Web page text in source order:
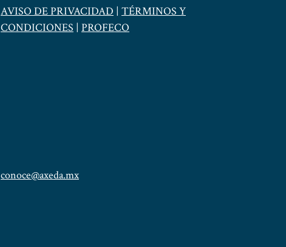
AVISO DE PRIVACIDAD | TÉRMINOS Y
CONDICIONES | PROFECO
conoce@axeda.mx